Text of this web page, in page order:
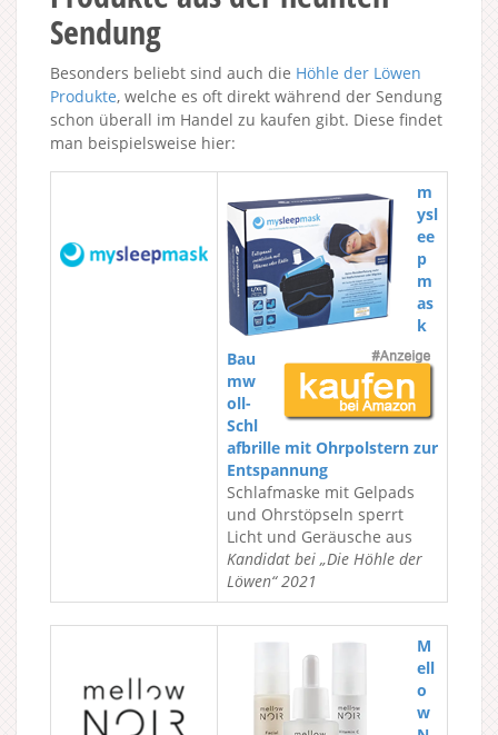
Sendung
Besonders beliebt sind auch die Höhle der Löwen
Produkte, welche es oft direkt während der Sendung
schon überall im Handel zu kaufen gibt. Diese findet
man beispielsweise hier:
m
ysl
ee
p
m
as
k
Bau
mw
oll-
Schl
afbrille mit Ohrpolstern zur
Entspannung
Schlafmaske mit Gelpads
und Ohrstöpseln sperrt
Licht und Geräusche aus
Kandidat bei „Die Höhle der
Löwen“ 2021
M
ell
o
w